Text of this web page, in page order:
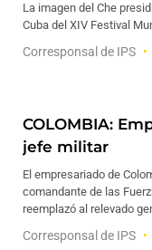
La imagen del Che
Cuba del XIV Festival
Corresponsal de IPS
COLOMBIA:
jefe militar
El empresariado de
comandante de las
reemplazó al relevado
Corresponsal de IPS